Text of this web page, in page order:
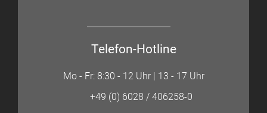
Telefon-Hotline
Mo - Fr: 8:30 - 12 Uhr | 13 - 17 Uhr
+49 (0) 6028 / 406258-0